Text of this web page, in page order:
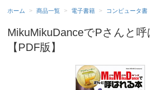
ホーム 商品一覧 電子書籍 コンピュータ書
MikuMikuDanceでPさんと
【PDF版】